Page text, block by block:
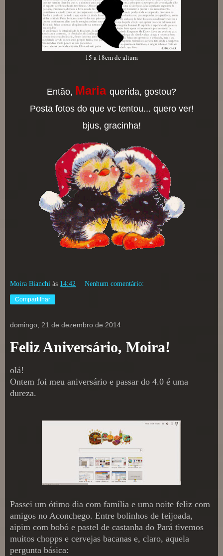
15 a 18cm de altura
Então, Maria querida, gostou?
Posta fotos do que vc tentou... quero ver!
bjus, gracinha!
Moira Bianchi às 14:42 Nenhum comentário:
Compartilhar
domingo, 21 de dezembro de 2014
Feliz Aniversário, Moira!
olá!
Ontem foi meu aniversário e passar do 4.0 é uma
dureza.
Passei um ótimo dia com família e uma noite feliz com
amigos no Aconchego. Entre bolinhos de feijoada,
aipim com bobó e pastel de castanha do Pará tivemos
muitos chopps e cervejas bacanas e, claro, aquela
pergunta básica: